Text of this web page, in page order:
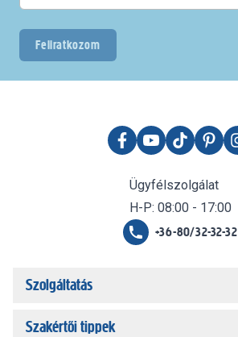
Feliratkozom
Ügyfélszolgálat
H-P: 08:00 - 17:00
+36-80/32-32-32
Szolgáltatás
Szakértői tippek